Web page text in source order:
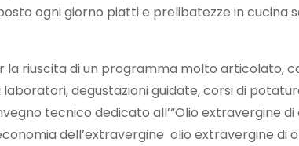
ogni giorno piatti e prelibatezze in cucina
la riuscita di un programma molto articolato,
degustazioni guidate, corsi di
tecnico dedicato all’“Olio extravergine
dell’extravergine olio extravergine